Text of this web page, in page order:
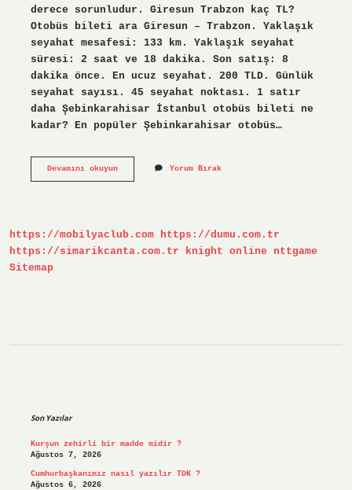
derece sorunludur. Giresun Trabzon kaç TL?
Otobüs bileti ara Giresun – Trabzon. Yaklaşık
seyahat mesafesi: 133 km. Yaklaşık seyahat
süresi: 2 saat ve 18 dakika. Son satış: 8
dakika önce. En ucuz seyahat. 200 TLD. Günlük
seyahat sayısı. 45 seyahat noktası. 1 satır
daha Şebinkarahisar İstanbul otobüs bileti ne
kadar? En popüler Şebinkarahisar otobüs…
Devamını okuyunŞebinkarahisarYorum Bırak
https://mobilyaclub.com https://dumu.com.tr
https://simarikcanta.com.tr
knight online
nttgame
Sitemap
Son Yazılar
Kurşun zehirli bir madde midir ?
Ağustos 7, 2026
Cumhurbaşkanımız nasıl yazılır TDK ?
Ağustos 6, 2026